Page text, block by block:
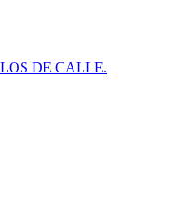
DE CALLE.